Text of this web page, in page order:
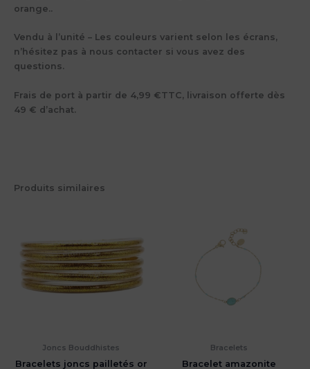
orange..
Vendu à l’unité – Les couleurs varient selon les écrans,
n’hésitez pas à nous contacter si vous avez des
questions.
Frais de port à partir de 4,99 €TTC, livraison offerte dès
49 € d’achat.
Produits similaires
Joncs Bouddhistes
Bracelets joncs pailletés or
Bracelets
Bracelet amazonite